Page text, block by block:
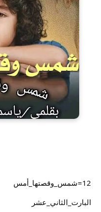
12=شمس_وقصتها_أمس
البارت_الثاني_عشر